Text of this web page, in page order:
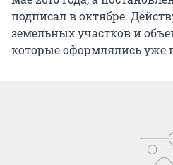
подписал в октябре.
земельных участков и
которые оформлялись уже